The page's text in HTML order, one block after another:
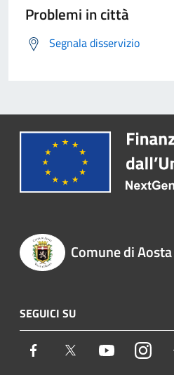
Problemi in città
Segnala disservizio
Comune di Aosta
SEGUICI SU
Facebook Twitter Youtube